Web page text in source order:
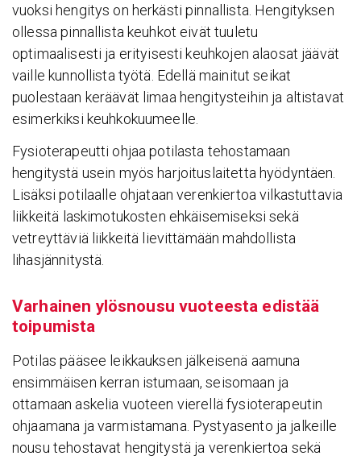
vuoksi hengitys on herkästi pinnallista. Hengityksen
ollessa pinnallista keuhkot eivät tuuletu
optimaalisesti ja erityisesti keuhkojen alaosat jäävät
vaille kunnollista työtä. Edellä mainitut seikat
puolestaan keräävät limaa hengitysteihin ja altistavat
esimerkiksi keuhkokuumeelle.
Fysioterapeutti ohjaa potilasta tehostamaan
hengitystä usein myös harjoituslaitetta hyödyntäen.
Lisäksi potilaalle ohjataan verenkiertoa vilkastuttavia
liikkeitä laskimotukosten ehkäisemiseksi sekä
vetreyttäviä liikkeitä lievittämään mahdollista
lihasjännitystä.
Varhainen ylös­nousu vuoteesta edistää
toipu­mista
Potilas pääsee leikkauksen jälkeisenä aamuna
ensimmäisen kerran istumaan, seisomaan ja
ottamaan askelia vuoteen vierellä fysioterapeutin
ohjaamana ja varmistamana. Pystyasento ja jalkeille
nousu tehostavat hengitystä ja verenkiertoa sekä